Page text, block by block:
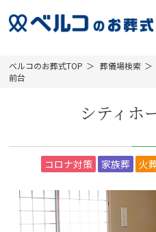
ベルコのお葬式TOP 葬儀場検索
前台
シティホ
コロナ対策 家族葬 火